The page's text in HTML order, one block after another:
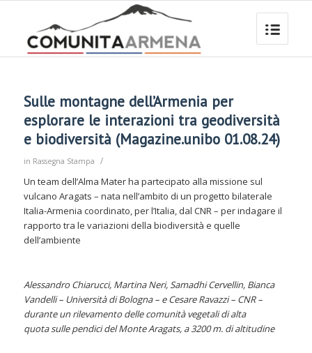
Sulle montagne dell’Armenia per
esplorare le interazioni tra geodiversità
e biodiversità (Magazine.unibo 01.08.24)
in Rassegna Stampa /
Un team dell’Alma Mater ha partecipato alla missione sul
vulcano Aragats – nata nell’ambito di un progetto bilaterale
Italia-Armenia coordinato, per l’Italia, dal CNR – per indagare il
rapporto tra le variazioni della biodiversità e quelle
dell’ambiente
Alessandro Chiarucci, Martina Neri, Samadhi Cervellin, Bianca
Vandelli– Università di Bologna – e Cesare Ravazzi – CNR –
durante un rilevamento delle comunità vegetali di alta
quotasulle pendici del Monte Aragats, a 3200 m. di altitudine